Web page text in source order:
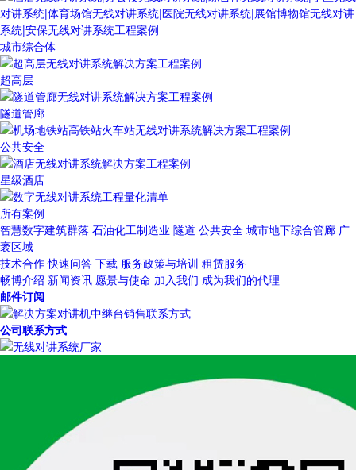
城市综合体
超高层
隧道管廊
公共安全
星级酒店
所有案例
智慧数字建筑群落 石油化工制造业 隧道 公共安全 城市地下综合管廊 广
袤区域
技术合作 快速问答 下载 服务政策与培训 租赁服务
畅博介绍 新闻资讯 愿景与使命 加入我们 成为我们的代理
邮件订阅
公司联系方式